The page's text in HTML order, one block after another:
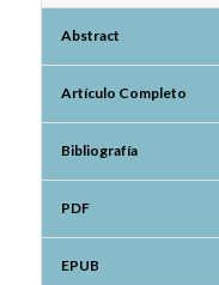
Abstract
Artículo Completo
Bibliografía
PDF
EPUB